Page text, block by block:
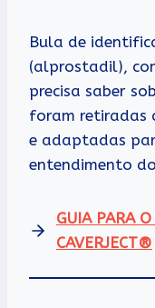
Bula de
(alprostadil),
precisa saber
foram retiradas
e adaptadas
entendimento
GUIA PARA
CAVERJECT®